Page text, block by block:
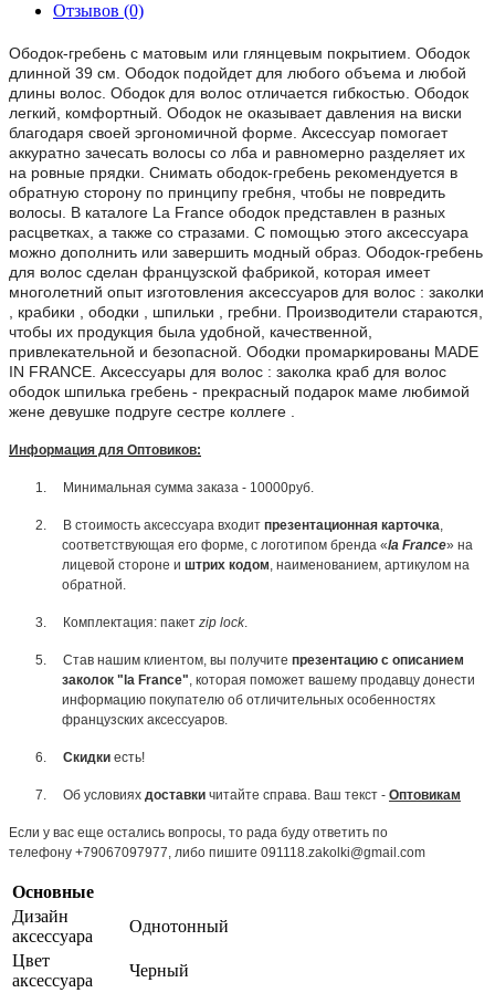
Отзывов (0)
Ободок-гребень с матовым или глянцевым покрытием. Ободок
длинной 39 см. Ободок подойдет для любого объема и любой
длины волос. Ободок для волос отличается гибкостью. Ободок
легкий, комфортный. Ободок не оказывает давления на виски
благодаря своей эргономичной форме. Аксессуар помогает
аккуратно зачесать волосы со лба и равномерно разделяет их
на ровные прядки. Снимать ободок-гребень рекомендуется в
обратную сторону по принципу гребня, чтобы не повредить
волосы. В каталоге La France ободок представлен в разных
расцветках, а также со стразами. С помощью этого аксессуара
можно дополнить или завершить модный образ. Ободок-гребень
для волос сделан французской фабрикой, которая имеет
многолетний опыт изготовления аксессуаров для волос : заколки
, крабики , ободки , шпильки , гребни. Производители стараются,
чтобы их продукция была удобной, качественной,
привлекательной и безопасной. Ободки промаркированы MADE
IN FRANCE. Аксессуары для волос : заколка краб для волос
ободок шпилька гребень - прекрасный подарок маме любимой
жене девушке подруге сестре коллеге .
Информация для Оптовиков:
1. Минимальная сумма заказа - 10000руб.
2. В стоимость аксессуара входит презентационная карточка,
соответствующая его форме, с логотипом бренда «la France» на
лицевой стороне и штрих кодом, наименованием, артикулом на
обратной.
3. Комплектация: пакет zip lock.
5. Став нашим клиентом, вы получите презентацию с описанием
заколок "la France", которая поможет вашему продавцу донести
информацию покупателю об отличительных особенностях
французских аксессуаров.
6. Скидки есть!
7. Об условиях доставки читайте справа. Ваш текст - Оптовикам
Если у вас еще остались вопросы, то рада буду ответить по
телефону +79067097977, либо пишите 091118.zakolki@gmail.com
Основные
Дизайн
аксессуара
Однотонный
Цвет
аксессуара
Черный